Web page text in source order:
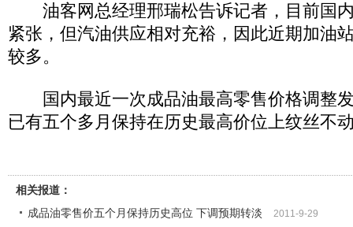
油客网总经理邢瑞松告诉记者，目前国
紧张，但汽油供应相对充裕，因此近期加油
较多。
国内最近一次成品油最高零售价格调整
已有五个多月保持在历史最高价位上纹丝不
相关报道：
成品油零售价五个月保持历史高位 下调预期转淡
2011-9-29